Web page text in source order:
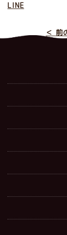
LINE
＜ 前